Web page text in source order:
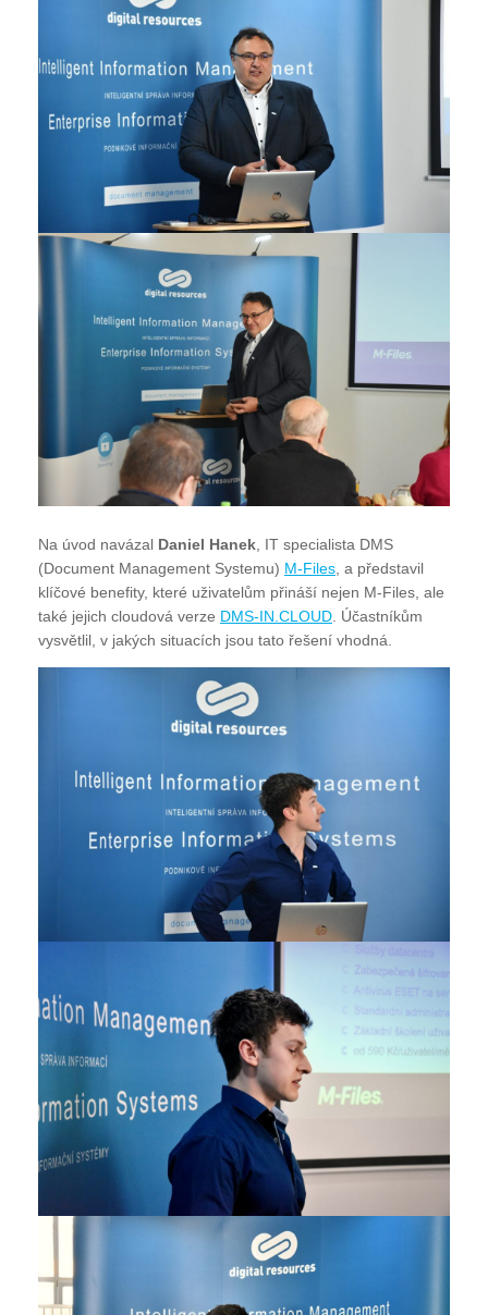
Na úvod navázal Daniel Hanek, IT specialista DMS
(Document Management Systemu) M-Files, a představil
klíčové benefity, které uživatelům přináší nejen M-Files, ale
také jejich cloudová verze DMS-IN.CLOUD. Účastníkům
vysvětlil, v jakých situacích jsou tato řešení vhodná.